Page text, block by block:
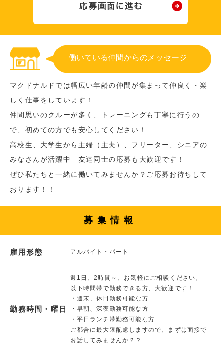
働いている仲間からのメッセージ
マクドナルドでは幅広い年齢の仲間が集まって仲良く・楽
しく仕事をしています！
仲間思いのクルーが多く、トレーニングも丁寧に行うの
で、初めての方でも安心してください！
高校生、大学生から主婦（主夫）、フリーター、シニアの
みなさんが活躍中！友達同士の応募も大歓迎です！
ぜひ私たちと一緒に働いてみませんか？ご応募お待ちして
おります！！
募集情報
雇用形態 アルバイト・パート
勤務時間・曜日
週1日、2時間～、お気軽にご相談ください。
以下時間帯で勤務できる方、大歓迎です！
・週末、休日勤務可能な方
・早朝、深夜勤務可能な方
・平日ランチ帯勤務可能な方
ご都合に最大限配慮しますので、まずは面接で
お話してみませんか？？